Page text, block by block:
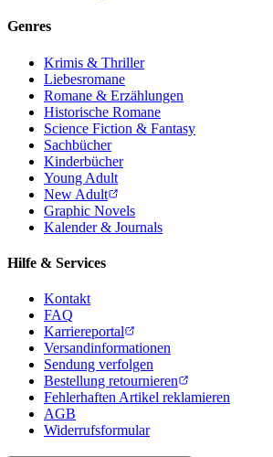
Genres
Krimis & Thriller
Liebesromane
Romane & Erzählungen
Historische Romane
Science Fiction & Fantasy
Sachbücher
Kinderbücher
Young Adult
New Adult
Graphic Novels
Kalender & Journals
Hilfe & Services
Kontakt
FAQ
Karriereportal
Versandinformationen
Sendung verfolgen
Bestellung retournieren
Fehlerhaften Artikel reklamieren
AGB
Widerrufsformular